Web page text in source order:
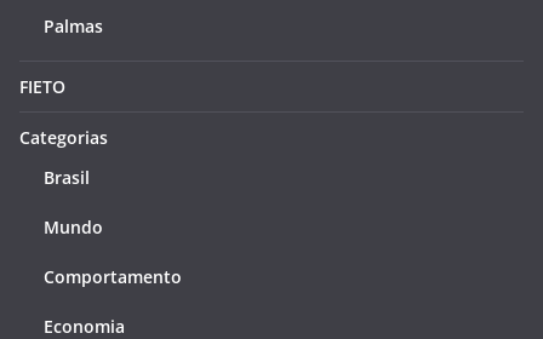
Palmas
FIETO
Categorias
Brasil
Mundo
Comportamento
Economia